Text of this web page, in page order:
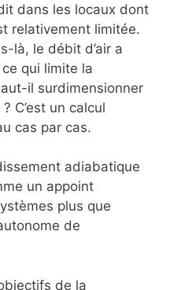
dans les locaux dont
relativement limitée.
là, le débit d’air a
qui limite la
il surdimensionner
C’est un calcul
cas par cas.
adiabatique
un appoint
plus que
de
de la